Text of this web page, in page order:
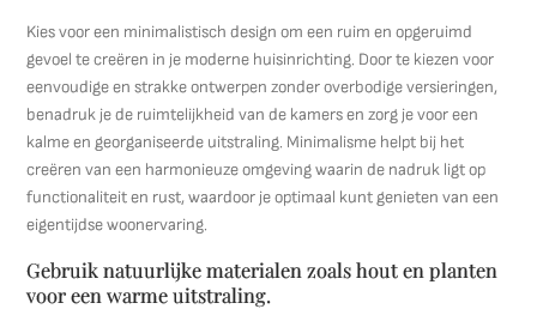
Kies voor een minimalistisch design om een ruim en opgeruimd
gevoel te creëren in je moderne huisinrichting. Door te kiezen voor
eenvoudige en strakke ontwerpen zonder overbodige versieringen,
benadruk je de ruimtelijkheid van de kamers en zorg je voor een
kalme en georganiseerde uitstraling. Minimalisme helpt bij het
creëren van een harmonieuze omgeving waarin de nadruk ligt op
functionaliteit en rust, waardoor je optimaal kunt genieten van een
eigentijdse woonervaring.
Gebruik natuurlijke materialen zoals hout en planten
voor een warme uitstraling.